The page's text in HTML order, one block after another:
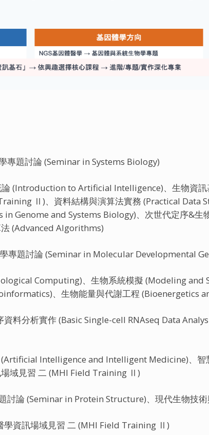
專題討論 (Seminar in Systems Biology)
論 (Introduction to Artificial Intelligence)、生物資
Ⅱ)、資料結構與演算法實務 (Practical Data
in Genome and Systems Biology)、次世代定序&
(Advanced Algorithms)
專題討論 (Seminar in Molecular Developmental
Computing)、生物系統模擬 (Modeling
、生物能量與代謝工程 (Bioenergetics
料分析實作 (Basic Single-cell RNAseq Data
(Artificial Intelligence and Intelligent Medicine)、
域見習 二 (MHI Field Training Ⅱ)
討論 (Seminar in Protein Structure)、現代生物技
學資訊場域見習 二 (MHI Field Training Ⅱ)